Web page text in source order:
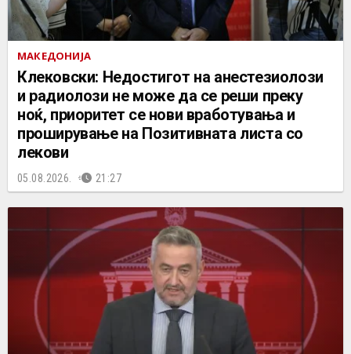
МАКЕДОНИЈА
Клековски: Недостигот на анестезиолози
и радиолози не може да се реши преку
ноќ, приоритет се нови вработувања и
проширување на Позитивната листа со
лекови
05.08.2026. 21:27